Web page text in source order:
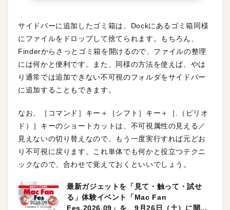
サイドバーに追加したゴミ箱は、Dockにあるゴミ箱同様
にファイルをドロップして捨てられます。もちろん、
Finderからさっとゴミ箱を開けるので、ファイルの整理
には何かと便利です。また、同様の方法を使えば、やは
り通常では追加できない不可視のフォルダをサイドバー
に追加することもできます。
なお、［コマンド］キー＋［シフト］キー＋［.（ピリオ
ド）］キーのショートカットは、不可視属性の見える／
見えないの切り替えなので、もう一度実行すれば元どお
り不可視に戻ります。これ単体でも何かと役立つテクニ
ックなので、合わせて覚えておくといいでしょう。
最新ガジェットを「見て・触って・試せ
る」体験イベント「Mac Fan
Fes.2026.09」を、9月26日（土）に開催